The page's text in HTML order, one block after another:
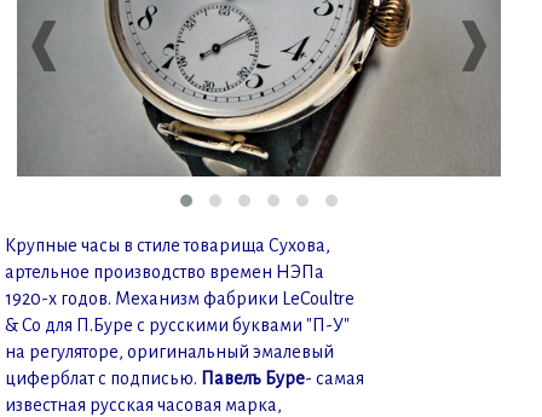
❰ ❱
Крупные часы в стиле товарища Сухова,
артельное производство времен НЭПа
1920-х годов. Механизм фабрики LeCoultre
& Co для П.Буре с русскими буквами "П-У"
на регуляторе, оригинальный эмалевый
циферблат с подписью. Павелъ Буре- самая
известная русская часовая марка,